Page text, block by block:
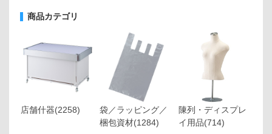
商品カテゴリ
店舗什器(2258)
袋／ラッピング／
梱包資材(1284)
陳列・ディスプレ
イ用品(714)